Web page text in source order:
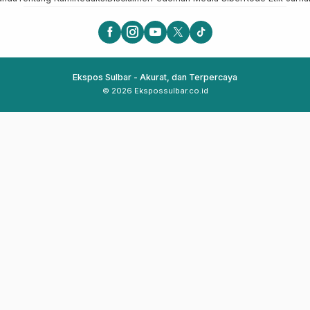
Ekspos Sulbar - Akurat, dan Terpercaya
© 2026 Ekspossulbar.co.id